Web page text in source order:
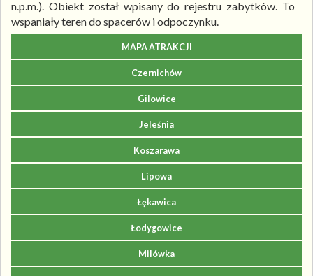
n.p.m.). Obiekt został wpisany do rejestru zabytków. To
wspaniały teren do spacerów i odpoczynku.
MAPA ATRAKCJI
Czernichów
Gilowice
Jeleśnia
Koszarawa
Lipowa
Łękawica
Łodygowice
Milówka